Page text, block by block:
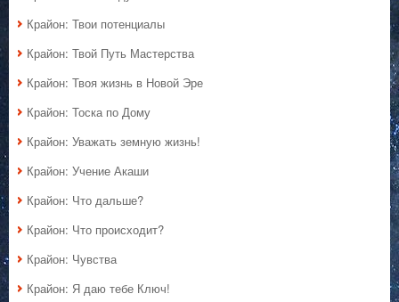
Крайон: Твои потенциалы
Крайон: Твой Путь Мастерства
Крайон: Твоя жизнь в Новой Эре
Крайон: Тоска по Дому
Крайон: Уважать земную жизнь!
Крайон: Учение Акаши
Крайон: Что дальше?
Крайон: Что происходит?
Крайон: Чувства
Крайон: Я даю тебе Ключ!